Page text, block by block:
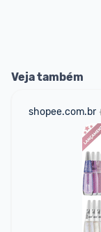
Veja também
shopee.com.br